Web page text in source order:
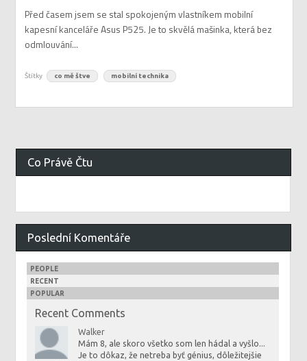
Před časem jsem se stal spokojeným vlastníkem mobilní
kapesní kanceláře Asus P525. Je to skvělá mašinka, která bez
odmlouvání...
Štítky co mě štve mobilní technika
Co Právě Čtu
Poslední Komentáře
PEOPLE
RECENT
POPULAR
Recent Comments
Walker
Mám 8, ale skoro všetko som len hádal a vyšlo...
Je to dôkaz, že netreba byť génius, dôležitejšie